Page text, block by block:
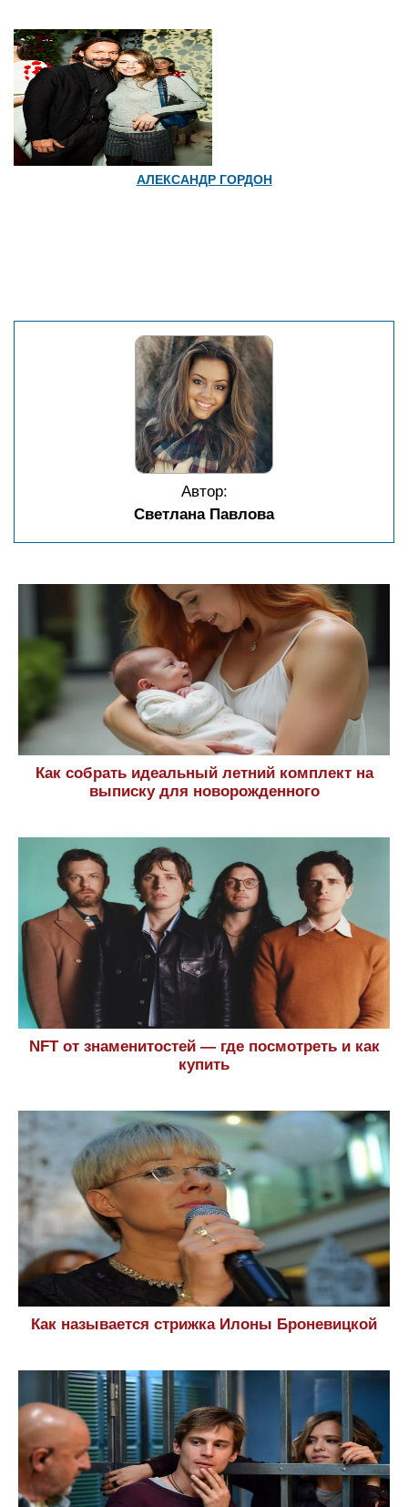
АЛЕКСАНДР ГОРДОН
Автор:
Светлана Павлова
Как собрать идеальный летний комплект на
выписку для новорожденного
NFT от знаменитостей — где посмотреть и как
купить
Как называется стрижка Илоны Броневицкой